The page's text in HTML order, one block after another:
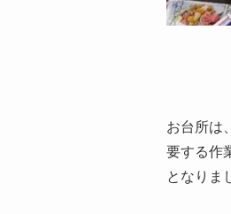
お台所は
要する作
となりま